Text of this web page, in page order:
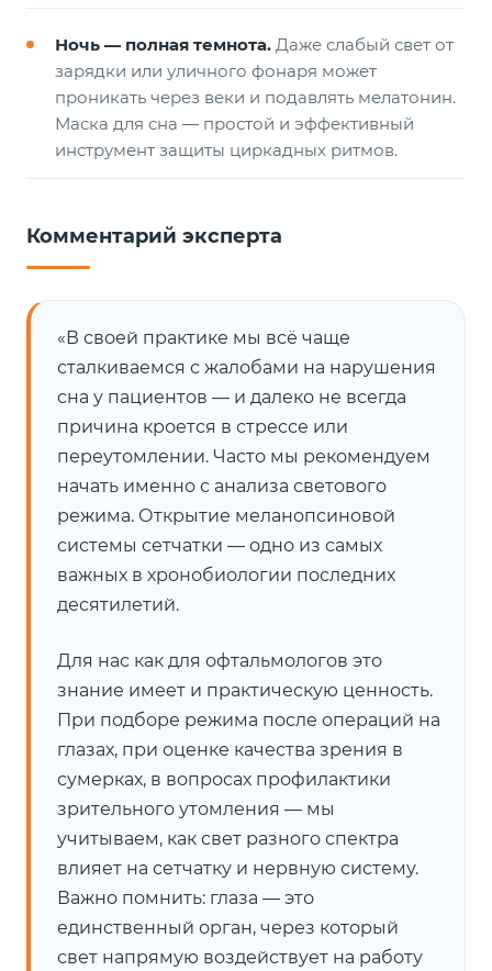
Ночь — полная темнота. Даже слабый свет от
зарядки или уличного фонаря может
проникать через веки и подавлять мелатонин.
Маска для сна — простой и эффективный
инструмент защиты циркадных ритмов.
Комментарий эксперта
«В своей практике мы всё чаще
сталкиваемся с жалобами на нарушения
сна у пациентов — и далеко не всегда
причина кроется в стрессе или
переутомлении. Часто мы рекомендуем
начать именно с анализа светового
режима. Открытие меланопсиновой
системы сетчатки — одно из самых
важных в хронобиологии последних
десятилетий.
Для нас как для офтальмологов это
знание имеет и практическую ценность.
При подборе режима после операций на
глазах, при оценке качества зрения в
сумерках, в вопросах профилактики
зрительного утомления — мы
учитываем, как свет разного спектра
влияет на сетчатку и нервную систему.
Важно помнить: глаза — это
единственный орган, через который
свет напрямую воздействует на работу